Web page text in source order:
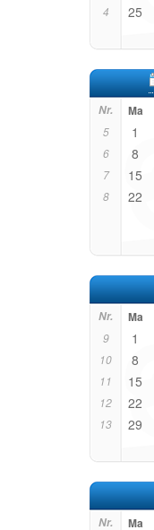
4 25
Nr. Ma
5 1
6 8
7 15
8 22
Nr. Ma
9 1
10 8
11 15
12 22
13 29
Nr. Ma